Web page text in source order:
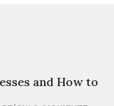
and How to